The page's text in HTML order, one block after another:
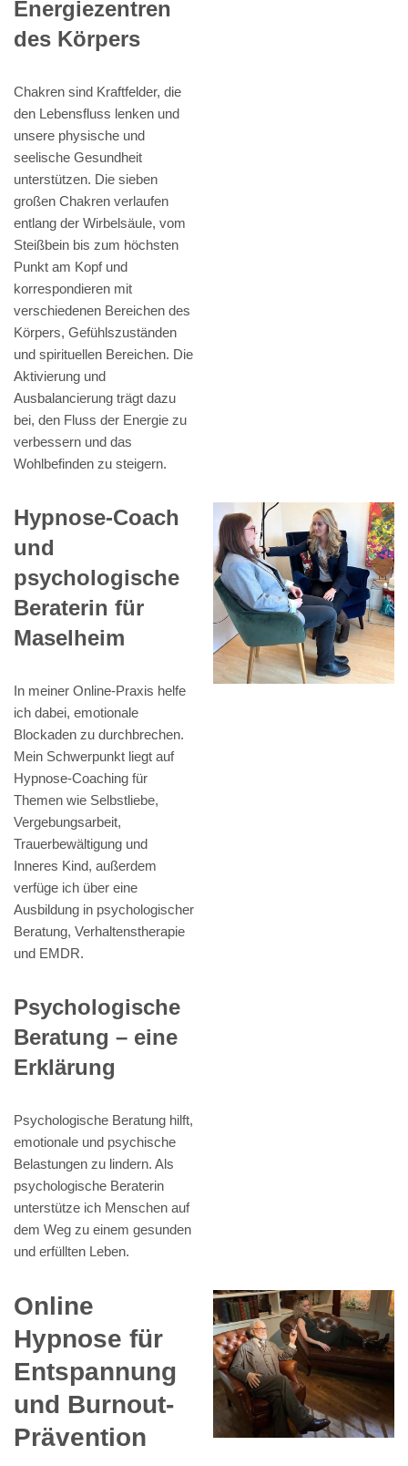
Energiezentren
des Körpers
Chakren sind Kraftfelder, die
den Lebensfluss lenken und
unsere physische und
seelische Gesundheit
unterstützen. Die sieben
großen Chakren verlaufen
entlang der Wirbelsäule, vom
Steißbein bis zum höchsten
Punkt am Kopf und
korrespondieren mit
verschiedenen Bereichen des
Körpers, Gefühlszuständen
und spirituellen Bereichen. Die
Aktivierung und
Ausbalancierung trägt dazu
bei, den Fluss der Energie zu
verbessern und das
Wohlbefinden zu steigern.
Hypnose-Coach
und
psychologische
Beraterin für
Maselheim
In meiner Online-Praxis helfe
ich dabei, emotionale
Blockaden zu durchbrechen.
Mein Schwerpunkt liegt auf
Hypnose-Coaching für
Themen wie Selbstliebe,
Vergebungsarbeit,
Trauerbewältigung und
Inneres Kind, außerdem
verfüge ich über eine
Ausbildung in psychologischer
Beratung, Verhaltenstherapie
und EMDR.
Psychologische
Beratung – eine
Erklärung
Psychologische Beratung hilft,
emotionale und psychische
Belastungen zu lindern. Als
psychologische Beraterin
unterstütze ich Menschen auf
dem Weg zu einem gesunden
und erfüllten Leben.
Online
Hypnose für
Entspannung
und Burnout-
Prävention